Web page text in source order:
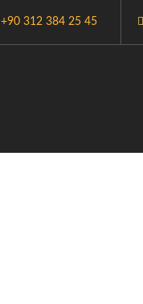
+90 312 384 25 45